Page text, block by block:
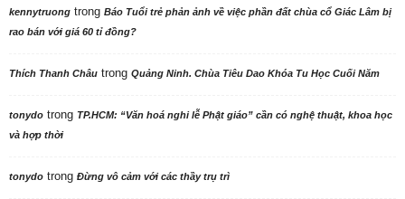
kennytruong trong Báo Tuổi trẻ phản ảnh về việc phần đất chùa cổ Giác Lâm bị
rao bán với giá 60 tỉ đồng?
Thích Thanh Châu trong Quảng Ninh. Chùa Tiêu Dao Khóa Tu Học Cuối Năm
tonydo trong TP.HCM: “Văn hoá nghi lễ Phật giáo” cần có nghệ thuật, khoa học
và hợp thời
tonydo trong Đừng vô cảm với các thầy trụ trì